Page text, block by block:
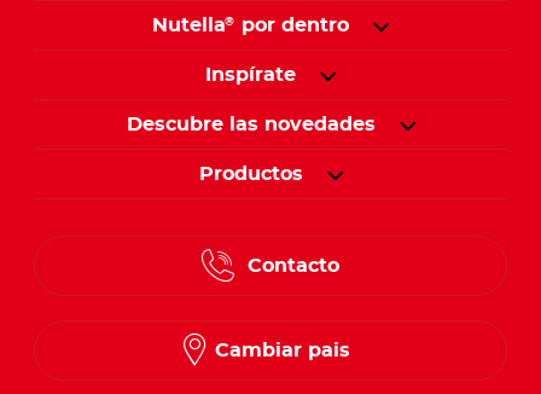
Nutella® por dentro
Inspírate
Descubre las novedades
Productos
Contacto
Cambiar pais